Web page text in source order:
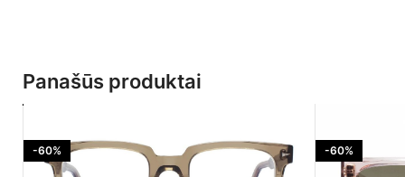
Panašūs produktai
-60% -60%